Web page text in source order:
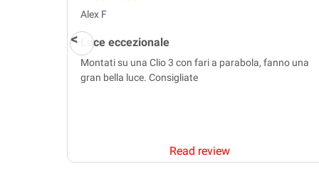
Alex F
Luce eccezionale
Montati su una Clio 3 con fari a parabola, fanno una
gran bella luce. Consigliate
Read review